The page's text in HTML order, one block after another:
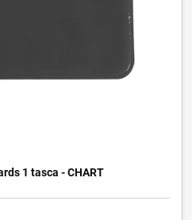
1 tasca - CHART